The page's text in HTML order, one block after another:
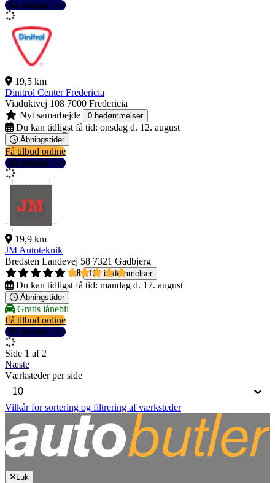
Se detaljer
19,5 km
Dinitrol Center Fredericia
Viaduktvej 108 7000 Fredericia
Nyt samarbejde
0 bedømmelser
Du kan tidligst få tid: onsdag d. 12. august
Åbningstider
Få tilbud online
Se detaljer
19,9 km
JM Autoteknik
Bredsten Landevej 58 7321 Gadbjerg
4,8
121 bedømmelser
Du kan tidligst få tid: mandag d. 17. august
Åbningstider
Gratis lånebil
Få tilbud online
Se detaljer
Side 1 af 2
Næste
Værksteder per side
Vilkår for sortering og filtrering af værksteder
Luk